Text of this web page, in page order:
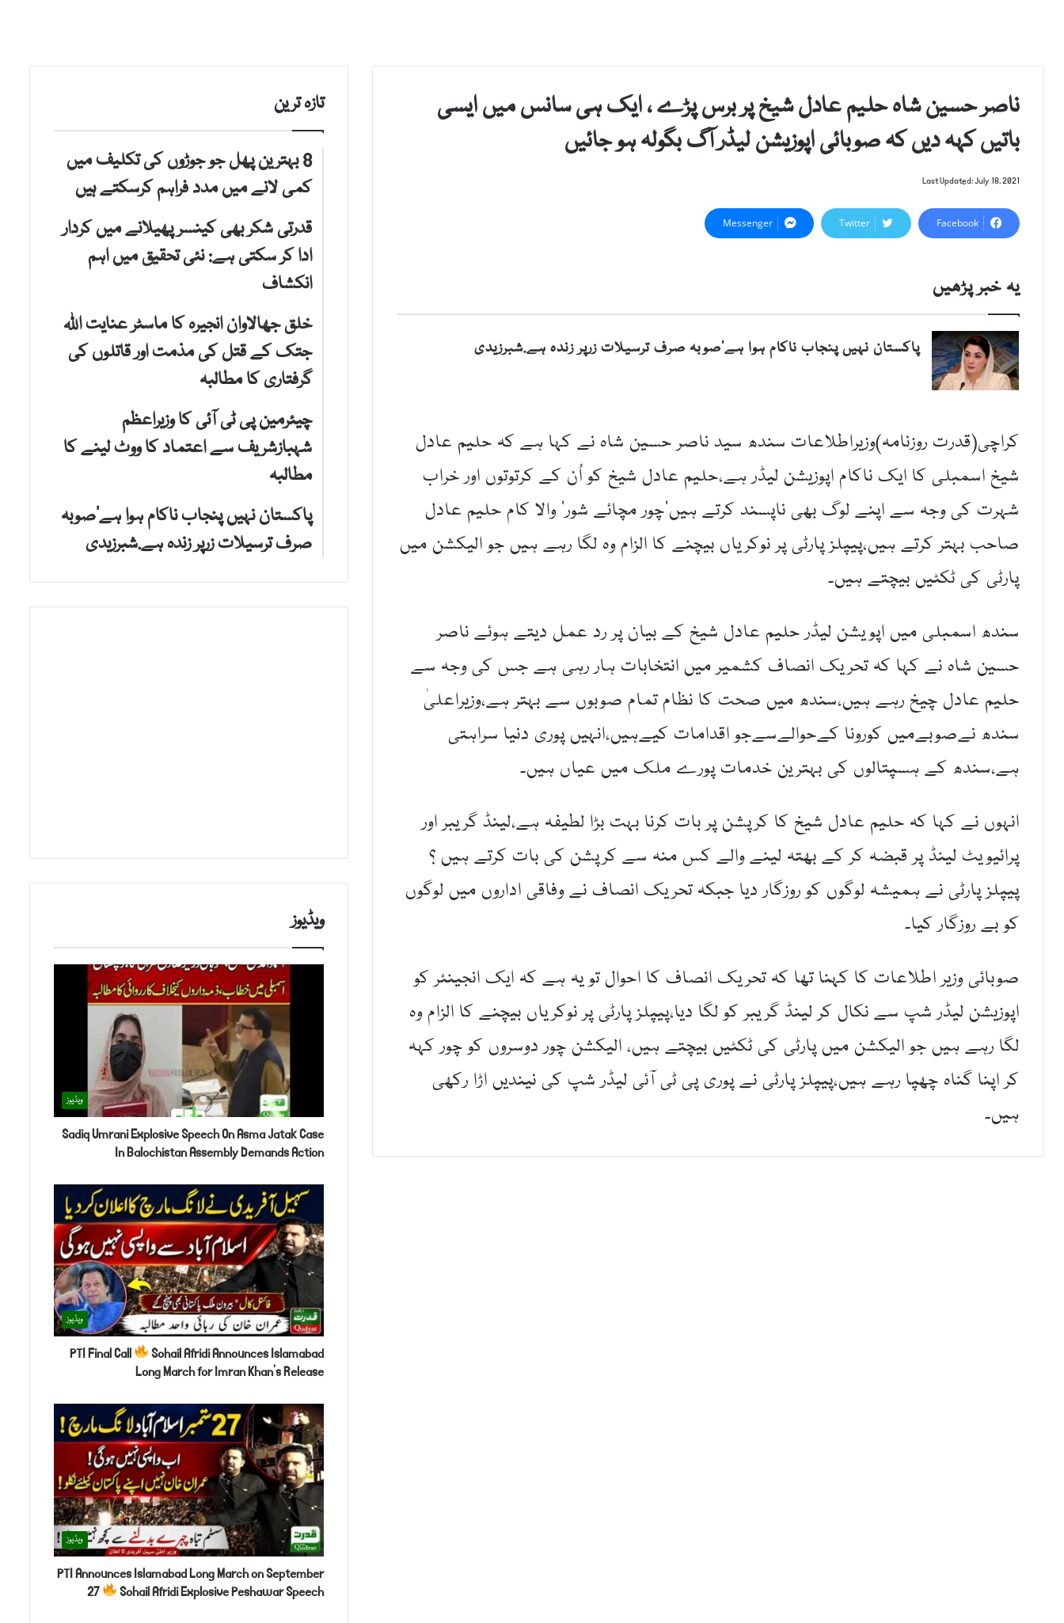
ناصر حسین شاہ حلیم عادل شیخ پر برس پڑے ، ایک ہی سانس میں ایسی
باتیں کہہ دیں کہ صوبائی اپوزیشن لیڈر آگ بگولہ ہو جائیں
Last Updated: July 18, 2021
Facebook
Twitter
Messenger
یہ خبر پڑھیں
پاکستان نہیں پنجاب ناکام ہوا ہے‘صوبہ صرف ترسیلات زرپر زندہ ہے.شبرزیدی
کراچی(قدرت روزنامہ)وزیراطلاعات سندھ سید ناصر حسین شاہ نے کہا ہے کہ حلیم عادل
شیخ اسمبلی کا ایک ناکام اپوزیشن لیڈر ہے،حلیم عادل شیخ کو اُن کے کرتوتوں اور خراب
شہرت کی وجہ سے اپنے لوگ بھی ناپسند کرتے ہیں’چور مچائے شور‘ والا کام حلیم عادل
صاحب بہتر کرتے ہیں،پیپلز پارٹی پر نوکریاں بیچنے کا الزام وہ لگا رہے ہیں جو الیکشن میں
پارٹی کی ٹکٹیں بیچتے ہیں۔
سندھ اسمبلی میں اپویشن لیڈر حلیم عادل شیخ کے بیان پر رد عمل دیتے ہوئے ناصر
حسین شاہ نے کہا کہ تحریک انصاف کشمیر میں انتخابات ہار رہی ہے جس کی وجہ سے
حلیم عادل چیخ رہے ہیں،سندھ میں صحت کا نظام تمام صوبوں سے بہتر ہے،وزیراعلیٰ
سندھ نےصوبےمیں کورونا کےحوالےسےجو اقدامات کیےہیں،انہیں پوری دنیا سراہتی
ہے،سندھ کے ہسپتالوں کی بہترین خدمات پورے ملک میں عیاں ہیں۔
انہوں نے کہا کہ حلیم عادل شیخ کا کرپشن پر بات کرنا بہت بڑا لطیفہ ہے،لینڈ گریبر اور
پرائیویٹ لینڈ پر قبضہ کر کے بھتہ لینے والے کس منہ سے کرپشن کی بات کرتے ہیں ؟
پیپلز پارٹی نے ہمیشہ لوگوں کو روزگار دیا جبکہ تحریک انصاف نے وفاقی اداروں میں لوگوں
کو بے روزگار کیا۔
صوبائی وزیر اطلاعات کا کہنا تھا کہ تحریک انصاف کا احوال تو یہ ہے کہ ایک انجینئر کو
اپوزیشن لیڈر شپ سے نکال کر لینڈ گریبر کو لگا دیا،پیپلز پارٹی پر نوکریاں بیچنے کا الزام وہ
لگا رہے ہیں جو الیکشن میں پارٹی کی ٹکٹیں بیچتے ہیں، الیکشن چور دوسروں کو چور کہہ
کر اپنا گناہ چھپا رہے ہیں،پیپلز پارٹی نے پوری پی ٹی آئی لیڈر شپ کی نیندیں اڑا رکھی
ہیں۔
تازہ ترین
8 بہترین پھل جو جوڑوں کی تکلیف میں
کمی لانے میں مدد فراہم کرسکتے ہیں
قدرتی شکر بھی کینسر پھیلانے میں کردار
ادا کر سکتی ہے: نئی تحقیق میں اہم
انکشاف
خلق جھالاوان انجیرہ کا ماسٹر عنایت اللہ
جتک کے قتل کی مذمت اور قاتلوں کی
گرفتاری کا مطالبہ
چیئرمین پی ٹی آئی کا وزیراعظم
شہبازشریف سے اعتماد کا ووٹ لینے کا
مطالبہ
پاکستان نہیں پنجاب ناکام ہوا ہے‘صوبہ
صرف ترسیلات زرپر زندہ ہے.شبرزیدی
ویڈیوز
ویڈیوز
Sadiq Umrani Explosive Speech On Asma Jatak Case
In Balochistan Assembly Demands Action
ویڈیوز
PTI Final Call
Sohail Afridi Announces Islamabad
Long March for Imran Khan’s Release
ویڈیوز
PTI Announces Islamabad Long March on September
27
Sohail Afridi Explosive Peshawar Speech